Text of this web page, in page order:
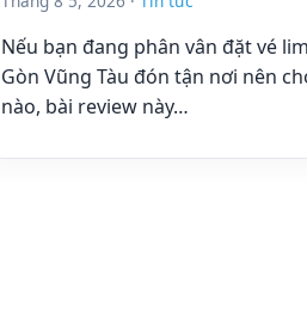
Nếu bạn đang phân vân đặt vé
Gòn Vũng Tàu đón tận nơi nên
nào, bài review này…